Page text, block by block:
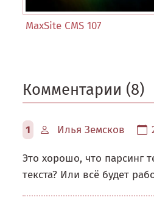
MaxSite CMS 107
Комментарии (8)
1 Илья Земсков
Это хорошо, что парсинг
текста? Или всё будет